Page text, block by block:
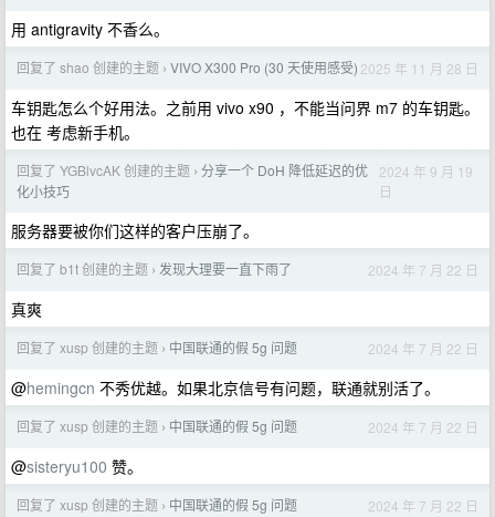
用 antigravity 不香么。
回复了 shao 创建的主题 › VIVO X300 Pro (30 天使用感受) 2025 年 11 月 28 日
车钥匙怎么个好用法。之前用 vivo x90 ，不能当问界 m7 的车钥匙。
也在 考虑新手机。
回复了 YGBlvcAK 创建的主题 › 分享一个 DoH 降低延迟的优
化小技巧
2024 年 9 月 19
日
服务器要被你们这样的客户压崩了。
回复了 b1t 创建的主题 › 发现大理要一直下雨了 2024 年 7 月 22 日
真爽
回复了 xusp 创建的主题 › 中国联通的假 5g 问题 2024 年 7 月 22 日
@hemingcn 不秀优越。如果北京信号有问题，联通就别活了。
回复了 xusp 创建的主题 › 中国联通的假 5g 问题 2024 年 7 月 22 日
@sisteryu100 赞。
回复了 xusp 创建的主题 › 中国联通的假 5g 问题 2024 年 7 月 22 日